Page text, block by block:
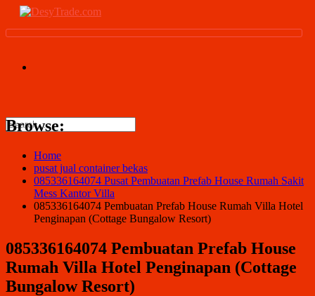
Browse:
Home
pusat jual container bekas
085336164074 Pusat Pembuatan Prefab House Rumah Sakit
Mess Kantor Villa
085336164074 Pembuatan Prefab House Rumah Villa Hotel
Penginapan (Cottage Bungalow Resort)
085336164074 Pembuatan Prefab House
Rumah Villa Hotel Penginapan (Cottage
Bungalow Resort)